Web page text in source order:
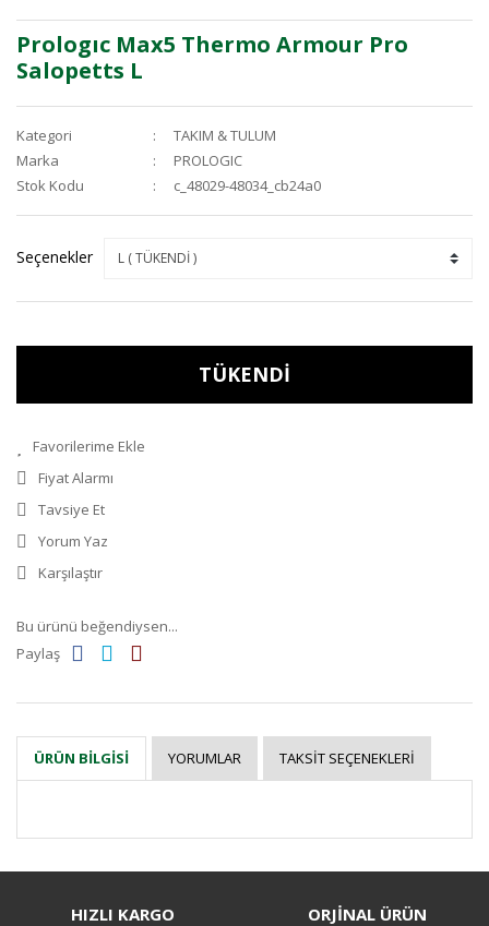
Prologıc Max5 Thermo Armour Pro
Salopetts L
Kategori
TAKIM & TULUM
Marka
PROLOGIC
Stok Kodu
c_48029-48034_cb24a0
Seçenekler
TÜKENDİ
Fiyat Alarmı
Tavsiye Et
Yorum Yaz
Karşılaştır
Bu ürünü beğendiysen...
Paylaş
ÜRÜN BILGISI YORUMLAR TAKSIT SEÇENEKLERI
HIZLI KARGO ORJİNAL ÜRÜN